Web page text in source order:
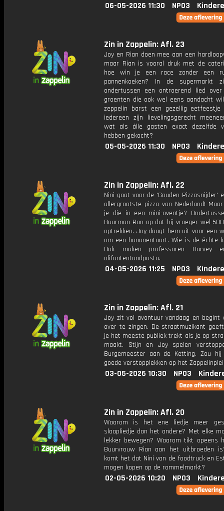
06-05-2026 11:30 NPO3
Zin in Zappelin: Afl. 23
Joy en Rian doen mee aan een
maar Rian is vooral druk met de
hoe win je een race zonder een
pannenkoeken? In de supermarkt
ondertussen een ontroerend lied
groenten die ook wel eens aandacht
zeppelin barst een gezellig
iedereen zijn lievelingsgerecht
wat als álle gasten exact dezelfde
hebben gekocht?
05-05-2026 11:30 NPO3
Zin in Zappelin: Afl. 22
Nini gaat voor de 'Gouden Pizzasnijder'
allergrootste pizza van Nederland!
je die in een mini-oventje?
Buurman Ron op dat hij vroeger wel
optrekken. Joy daagt hem uit voor een
om een bananentaart. Wie is de échte
Ook maken professoren Harvey
olifantentandpasta.
04-05-2026 11:25 NPO3
Zin in Zappelin: Afl. 21
Joy zit vol avontuur vandaag en begint
over te zingen. De straatmuzikant
je het meeste publiek trekt als je op
maakt. Stijn en Joy spelen
Burgemeester aan de Ketting. Zou
goede verstopplekken op het
03-05-2026 10:30 NPO3
Zin in Zappelin: Afl. 20
Waarom is het ene liedje meer
slaapliedje dan het andere? Met elke
lekker bewegen? Waarom tikt opeens
Buurvrouw Rian aan het uitbroeden
komt het dat Nini van de foodtruck en
mogen kopen op de rommelmarkt?
02-05-2026 10:20 NPO3